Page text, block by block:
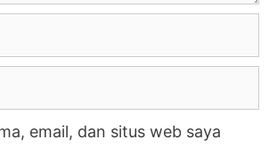
email, dan situs web saya